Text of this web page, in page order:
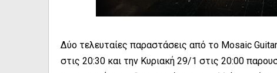
Δύο τελευταίες παραστάσεις από το Mosaic
στις 20:30 και την Κυριακή 29/1 στις 20:00